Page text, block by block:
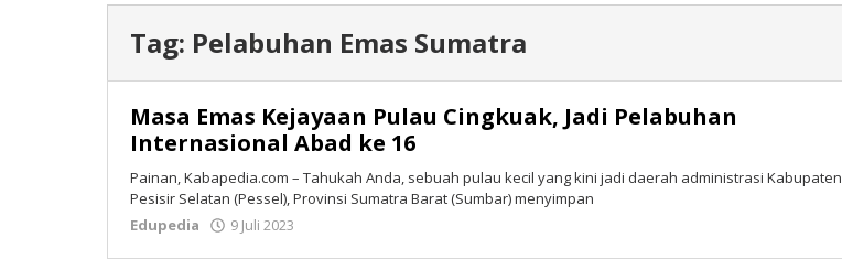
Tag: Pelabuhan Emas Sumatra
Masa Emas Kejayaan Pulau Cingkuak, Jadi Pelabuhan
Internasional Abad ke 16
Painan, Kabapedia.com – Tahukah Anda, sebuah pulau kecil yang kini jadi daerah administrasi Kabupaten
Pesisir Selatan (Pessel), Provinsi Sumatra Barat (Sumbar) menyimpan
Edupedia
9 Juli 2023